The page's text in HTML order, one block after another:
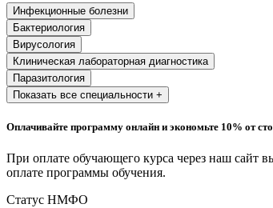
и служащих
Психологические науки
Техносферная
Техносферная
природообустройство
Инфекционные болезни
Бактериология
Вирусология
Клиническая лабораторная диагностика
Паразитология
Показать все специальности +
Оплачивайте программу онлайн и экономьте 10% от
При оплате обучающего курса через наш сайт
оплате программы обучения.
Статус НМФО